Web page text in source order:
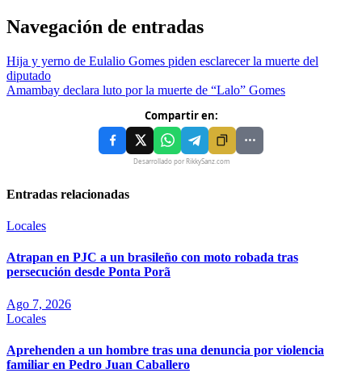
Navegación de entradas
Hija y yerno de Eulalio Gomes piden esclarecer la muerte del
diputado
Amambay declara luto por la muerte de “Lalo” Gomes
Compartir en:
Desarrollado por RikkySanz.com
Entradas relacionadas
Locales
Atrapan en PJC a un brasileño con moto robada tras
persecución desde Ponta Porã
Ago 7, 2026
Locales
Aprehenden a un hombre tras una denuncia por violencia
familiar en Pedro Juan Caballero